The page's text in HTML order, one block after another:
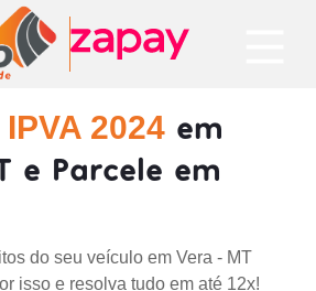
IPVA 2024 em
e Parcele em
do seu veículo em Vera - MT
isso e resolva tudo em até 12x!